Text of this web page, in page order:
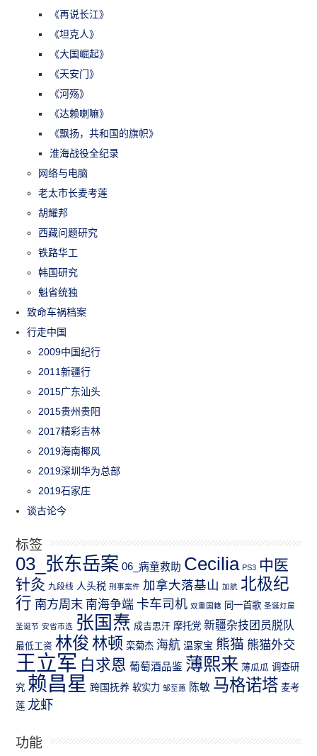
《再说长江》
《坦克人》
《大国崛起》
《天安门》
《河殇》
《达赖喇嘛》
《飘扬，共和国的旗帜》
淮海战役全纪录
网络与电脑
老太市长麦考莲
胡耀邦
西藏问题研究
铁路华工
韩国研究
魁省统独
致命车祸档案
行走中国
2009中国纪行
2011新疆行
2015广东汕头
2015贵州贵阳
2017精彩吉林
2019海南椰风
2019深圳华为总部
2019石家庄
谈古论今
标签
03_张东岳案 06_病童救助 Cecilia PS3 中医
针灸 九段线 人头税 刑事案件 加拿大落基山 加航 北极纪
行 南方周末 南海争端 卡车司机 双重国籍 同一首歌 圣诞灯屋
圣诞节 安省市选 张国焘 成吉思汗 摩托党 新疆杂技团员脱队
最低工资 林俊 林顿 栾菊杰 海航 温家宝 熊猫 熊猫外交
王立军 白求恩 葡萄酒品鉴 薄熙来 薄瓜瓜 调查研
究 赖昌星 跨国抚养 软实力 邹至蕙 陈敏 马格诺塔 麦考
莲 龙虾
功能